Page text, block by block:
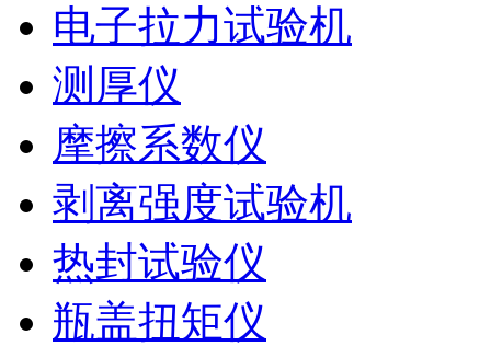
电子拉力试验机
测厚仪
摩擦系数仪
剥离强度试验机
热封试验仪
瓶盖扭矩仪